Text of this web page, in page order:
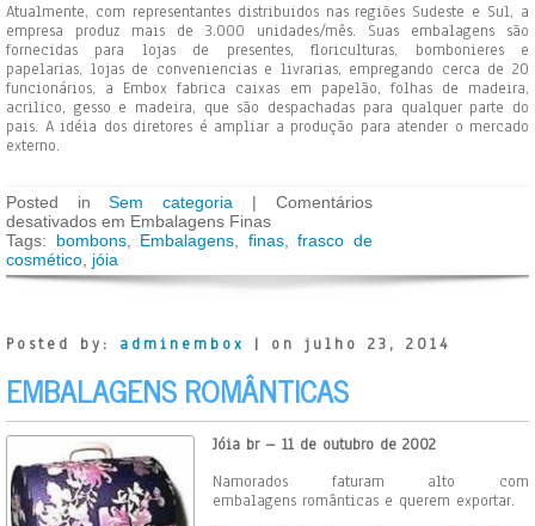
Atualmente, com representantes distribuidos nas regiões Sudeste e Sul, a
empresa produz mais de 3.000 unidades/mês. Suas embalagens são
fornecidas para lojas de presentes, floriculturas, bombonieres e
papelarias, lojas de conveniencias e livrarias, empregando cerca de 20
funcionários, a Embox fabrica caixas em papelão, folhas de madeira,
acrilico, gesso e madeira, que são despachadas para qualquer parte do
pais. A idéia dos diretores é ampliar a produção para atender o mercado
externo.
Posted inSem categoria | Comentários
desativados em Embalagens Finas
Tags: bombons, Embalagens finas,frasco de
cosmético jóia
Posted by: adminembox | on julho 23, 2014
EMBALAGENS ROMÂNTICAS
Jóia br – 11 de outubro de 2002
Namorados faturam alto com
embalagens românticas e querem exportar.